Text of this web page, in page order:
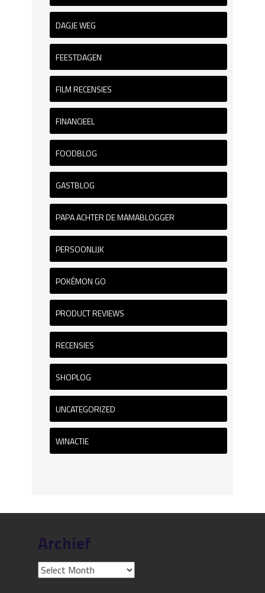
DAGJE WEG
FEESTDAGEN
FILM RECENSIES
FINANCIEEL
FOODBLOG
GASTBLOG
PAPA ACHTER DE MAMABLOGGER
PERSOONLIJK
POKÉMON GO
PRODUCT REVIEWS
RECENSIES
SHOPLOG
UNCATEGORIZED
WINACTIE
Archief